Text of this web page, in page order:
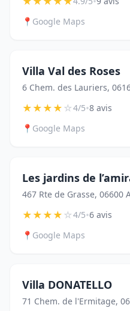
📍 Google Maps
Villa Val des Roses
6 Chem. des Lauriers,
★★★★☆4/5•8 avis
📍 Google Maps
Les jardins de
467 Rte de Grasse, 06600
★★★★☆4/5•6 avis
📍 Google Maps
Villa DONATELLO
71 Chem. de l'Ermitage,